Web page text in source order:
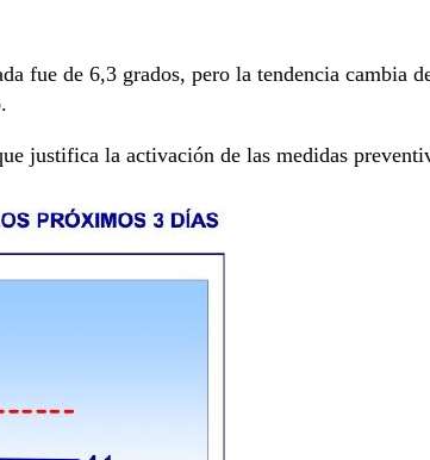
fue de 6,3 grados, pero la tendencia cambia
.
justifica la activación de las medidas